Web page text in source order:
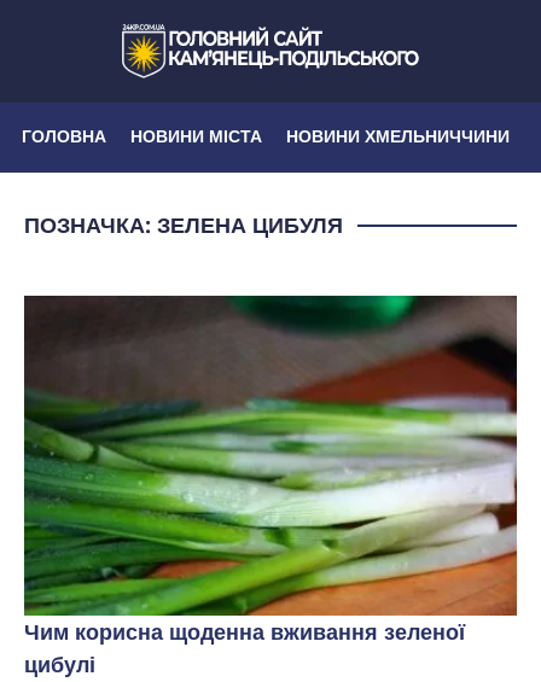
ГОЛОВНА НОВИНИ МІСТА НОВИНИ ХМЕЛЬНИЧЧИНИ
ПОЗНАЧКА: ЗЕЛЕНА ЦИБУЛЯ
Чим корисна щоденна вживання зеленої
цибулі